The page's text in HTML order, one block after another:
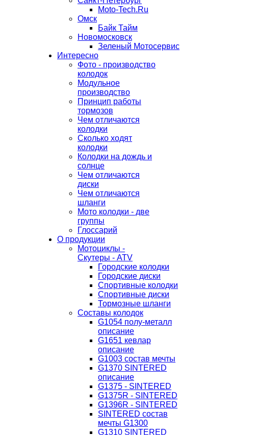
Moto-Tech.Ru
Омск
Байк Тайм
Новомосковск
Зеленый Мотосервис
Интересно
Фото - производство
колодок
Модульное
производство
Принцип работы
тормозов
Чем отличаются
колодки
Сколько ходят
колодки
Колодки на дождь и
солнце
Чем отличаются
диски
Чем отличаются
шланги
Мото колодки - две
группы
Глоссарий
О продукции
Мотоциклы -
Скутеры - ATV
Городские колодки
Городские диски
Спортивные колодки
Спортивные диски
Тормозные шланги
Составы колодок
G1054 полу-металл
описание
G1651 кевлар
описание
G1003 состав мечты
G1370 SINTERED
описание
G1375 - SINTERED
G1375R - SINTERED
G1396R - SINTERED
SINTERED состав
мечты G1300
G1310 SINTERED